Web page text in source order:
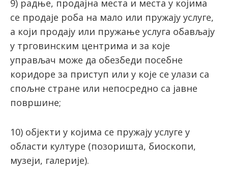
9) радње, продајна места и места у којима
се продаје роба на мало или пружају услуге,
а који продају или пружање услуга обављају
у трговинским центрима и за које
управљач може да обезбеди посебне
коридоре за приступ или у које се улази са
спољне стране или непосредно са јавне
површине;
10) објекти у којима се пружају услуге у
области културе (позоришта, биоскопи,
музеји, галерије).